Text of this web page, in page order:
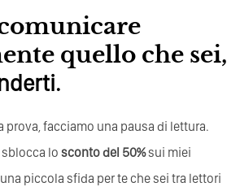
quello che sei,
prova, facciamo una pausa di lettura.
lo sconto del 50%sui miei
piccola sfida per te che sei tra lettori